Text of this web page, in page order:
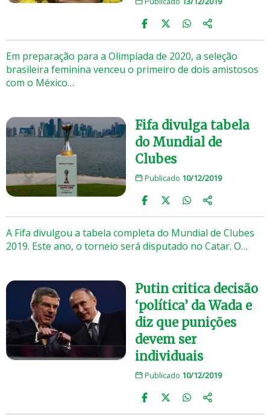
Em preparação para a Olimpíada de 2020, a seleção
brasileira feminina venceu o primeiro de dois amistosos
com o México…
Fifa divulga tabela
do Mundial de
Clubes
Publicado 10/12/2019
A Fifa divulgou a tabela completa do Mundial de Clubes
2019. Este ano, o torneio será disputado no Catar. O…
Putin critica decisão
‘política’ da Wada e
diz que punições
devem ser
individuais
Publicado 10/12/2019